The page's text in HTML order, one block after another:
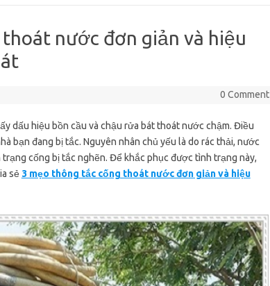
nước đơn giản và hiệu
0 Comment
dấu hiệu bồn cầu và chậu rửa bát thoát nước chậm. Điều
bạn đang bị tắc. Nguyên nhân chủ yếu là do rác thải, nước
cống bị tắc nghẽn. Để khắc phục được tình trạng này,
sẻ 3 mẹo thông tắc cống thoát nước đơn giản và hiệu